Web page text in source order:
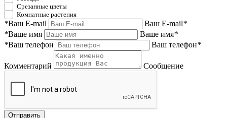
Срезанные цветы
Комнатные растения
*Ваш E-mail Ваш E-mail*
*Ваше имя Ваше имя*
*Ваш телефон Ваш телефон*
Комментарий Сообщение